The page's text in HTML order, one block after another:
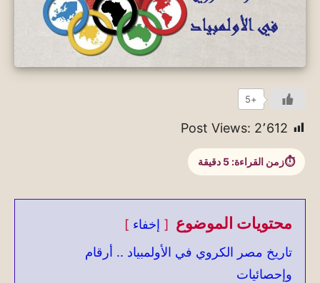
+5
Post Views: 2٬612
زمن القراءة: 5 دقيقة
محتويات الموضوع
إخفاء
تاريخ مصر الكروي في الأولمبياد .. أرقام
وإحصائيات